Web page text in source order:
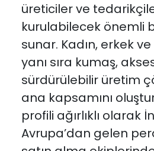
üreticiler ve
kurulabilecek önemli
sunar. Kadın, erkek
yanı sıra kumaş,
sürdürülebilir üretim
ana kapsamını
profili ağırlıklı olarak
Avrupa’dan gelen